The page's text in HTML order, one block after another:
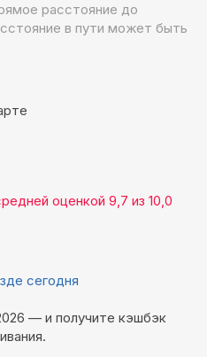
расстояние до
в пути может быть
оценкой 9,7 из 10,0
сегодня
— и получите кэшбэк